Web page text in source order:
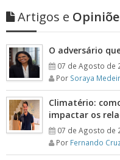
Artigos e
O adversário
07 de Agosto de
Por Soraya
Climatério:
impactar os
07 de Agosto de
Por Fernando